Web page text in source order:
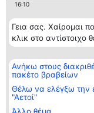
16:10
Γεια σας. Χαίρομαι
κλικ στο αντίστοιχο
Ανήκω στους
πακέτο βραβείων
Θέλω να ελέγξω την
"Αετοί"
Διοργανωτής της
κατάταξης
BEAUTIFUL COMPANY
ΤΗΛ. ΕΠΙΚΟΙΝΩΝΙΑΣ:
2104128019
email:
aetoi@beautifulcompany.co